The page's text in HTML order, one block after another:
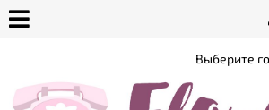
магазине
Выберите